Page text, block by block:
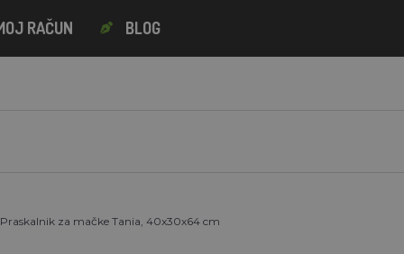
RAČUN BLOG
Praskalnik za mačke Tania, 40x30x64 cm